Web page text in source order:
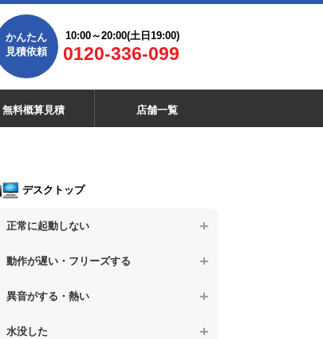
かんたん
見積依頼
10:00～20:00(土日19:00)
0120-336-099
無料概算見積 店舗一覧
デスクトップ
正常に起動しない
【デスクトップPC】電源を押しても反応が
【デスクトップPC】電源を入れても何も表
動作が遅い・フリーズする
【デスクトップPC】操作中の動作が遅い
異音がする・熱い
【デスクトップPC】パソコンから異音がす
水没した